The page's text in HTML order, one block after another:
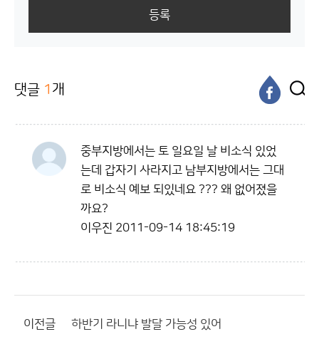
등록
댓글 1 개
중부지방에서는 토 일요일 날 비소식 있었
는데 갑자기 사라지고 남부지방에서는 그대
로 비소식 예보 되있네요 ??? 왜 없어졌을
까요?
이우진 2011-09-14 18:45:19
이전글 하반기 라니냐 발달 가능성 있어